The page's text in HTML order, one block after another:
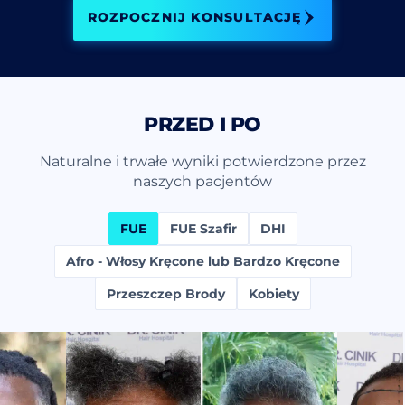
ROZPOCZNIJ KONSULTACJĘ
PRZED I PO
Naturalne i trwałe wyniki potwierdzone przez
naszych pacjentów
FUE FUE Szafir
DHI
Afro - Włosy Kręcone lub Bardzo Kręcone
Przeszczep Brody
Kobiety